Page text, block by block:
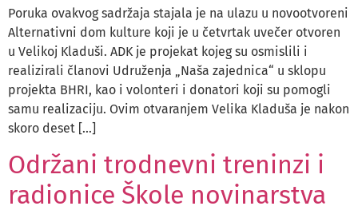
Poruka ovakvog sadržaja stajala je na ulazu u novootvoreni
Alternativni dom kulture koji je u četvrtak uvečer otvoren
u Velikoj Kladuši. ADK je projekat kojeg su osmislili i
realizirali članovi Udruženja „Naša zajednica“ u sklopu
projekta BHRI, kao i volonteri i donatori koji su pomogli
samu realizaciju. Ovim otvaranjem Velika Kladuša je nakon
skoro deset […]
Održani trodnevni treninzi i
radionice Škole novinarstva